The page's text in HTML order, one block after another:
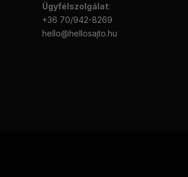
Ügyfélszolgálat:
+36 70/942-8269
hello@hellosajto.hu